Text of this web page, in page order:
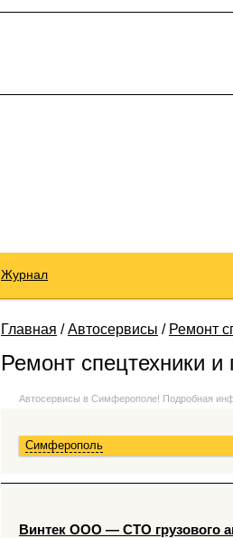
Журнал
Главная /Автосервисы / Ремонт
Ремонт спецтехники и
Автосервисы в Симферополе! Подробная
Симферополь
Винтек ООО — СТО грузового